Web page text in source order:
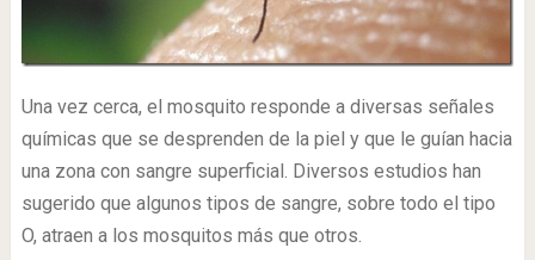
Una vez cerca, el mosquito responde a diversas señales
químicas que se desprenden de la piel y que le guían hacia
una zona con sangre superficial. Diversos estudios han
sugerido que algunos tipos de sangre, sobre todo el tipo
O, atraen a los mosquitos más que otros.